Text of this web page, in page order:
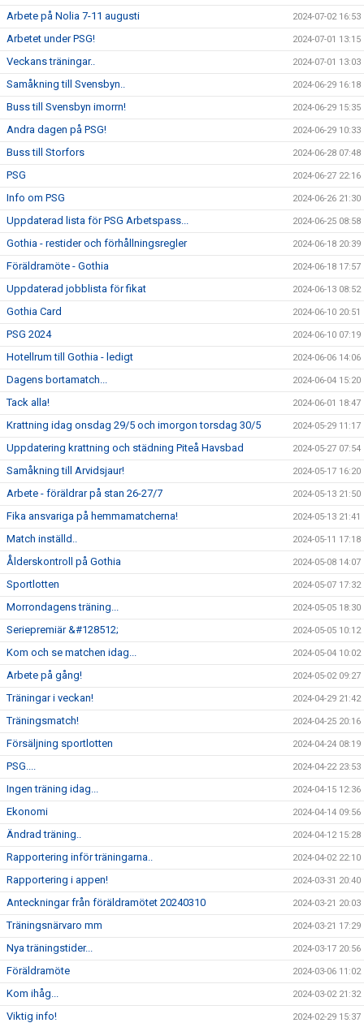
Arbete på Nolia 7-11 augusti 2024-07-02 16:53
Arbetet under PSG! 2024-07-01 13:15
Veckans träningar.. 2024-07-01 13:03
Samåkning till Svensbyn.. 2024-06-29 16:18
Buss till Svensbyn imorrn! 2024-06-29 15:35
Andra dagen på PSG! 2024-06-29 10:33
Buss till Storfors 2024-06-28 07:48
PSG 2024-06-27 22:16
Info om PSG 2024-06-26 21:30
Uppdaterad lista för PSG Arbetspass... 2024-06-25 08:58
Gothia - restider och förhållningsregler 2024-06-18 20:39
Föräldramöte - Gothia 2024-06-18 17:57
Uppdaterad jobblista för fikat 2024-06-13 08:52
Gothia Card 2024-06-10 20:51
PSG 2024 2024-06-10 07:19
Hotellrum till Gothia - ledigt 2024-06-06 14:06
Dagens bortamatch... 2024-06-04 15:20
Tack alla! 2024-06-01 18:47
Krattning idag onsdag 29/5 och imorgon torsdag 30/5 2024-05-29 11:17
Uppdatering krattning och städning Piteå Havsbad 2024-05-27 07:54
Samåkning till Arvidsjaur! 2024-05-17 16:20
Arbete - föräldrar på stan 26-27/7 2024-05-13 21:50
Fika ansvariga på hemmamatcherna! 2024-05-13 21:41
Match inställd.. 2024-05-11 17:18
Ålderskontroll på Gothia 2024-05-08 14:07
Sportlotten 2024-05-07 17:32
Morrondagens träning... 2024-05-05 18:30
Seriepremiär &#128512; 2024-05-05 10:12
Kom och se matchen idag... 2024-05-04 10:02
Arbete på gång! 2024-05-02 09:27
Träningar i veckan! 2024-04-29 21:42
Träningsmatch! 2024-04-25 20:16
Försäljning sportlotten 2024-04-24 08:19
PSG.... 2024-04-22 23:53
Ingen träning idag... 2024-04-15 12:36
Ekonomi 2024-04-14 09:56
Ändrad träning.. 2024-04-12 15:28
Rapportering inför träningarna.. 2024-04-02 22:10
Rapportering i appen! 2024-03-31 20:40
Anteckningar från föräldramötet 20240310 2024-03-21 20:03
Träningsnärvaro mm 2024-03-21 17:29
Nya träningstider... 2024-03-17 20:56
Föräldramöte 2024-03-06 11:02
Kom ihåg... 2024-03-02 21:32
Viktig info! 2024-02-29 15:37